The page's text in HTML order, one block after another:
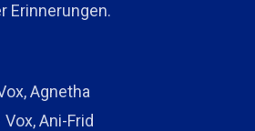
Erinnerungen.
Agnetha
Ani-Frid